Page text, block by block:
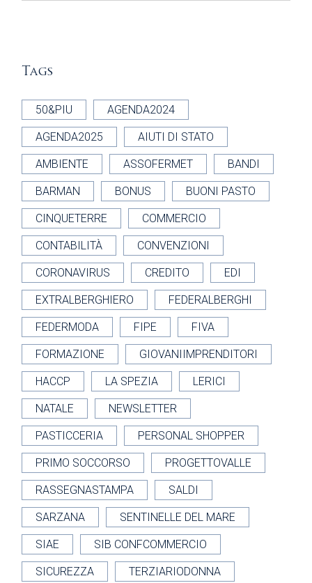
Tags
50&PIU AGENDA2024
AGENDA2025 AIUTI DI STATO
AMBIENTE ASSOFERMET BANDI
BARMAN BONUS BUONI PASTO
CINQUETERRE COMMERCIO
CONTABILITÀ CONVENZIONI
CORONAVIRUS CREDITO EDI
EXTRALBERGHIERO FEDERALBERGHI
FEDERMODA FIPE FIVA
FORMAZIONE GIOVANIIMPRENDITORI
HACCP LA SPEZIA LERICI
NATALE NEWSLETTER
PASTICCERIA PERSONAL SHOPPER
PRIMO SOCCORSO PROGETTOVALLE
RASSEGNASTAMPA SALDI
SARZANA SENTINELLE DEL MARE
SIAE SIB CONFCOMMERCIO
SICUREZZA TERZIARIODONNA